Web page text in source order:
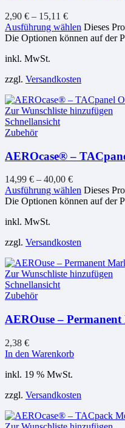
2,90 € – 15,11 €
Ausführung wählen Dieses
Die Optionen können auf der
inkl. MwSt.
zzgl. Versandkosten
Zur Wunschliste hinzufügen
Schnellansicht
Zubehör
AEROcase® –
14,99 € – 40,00 €
Ausführung wählen Dieses
Die Optionen können auf der
inkl. MwSt.
zzgl. Versandkosten
Zur Wunschliste hinzufügen
Schnellansicht
Zubehör
AEROuse –
2,38 €
In den Warenkorb
inkl. 19 % MwSt.
zzgl. Versandkosten